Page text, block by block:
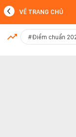
MỚI NHẤT
VỀ TRANG CHỦ
#Điểm chuẩn